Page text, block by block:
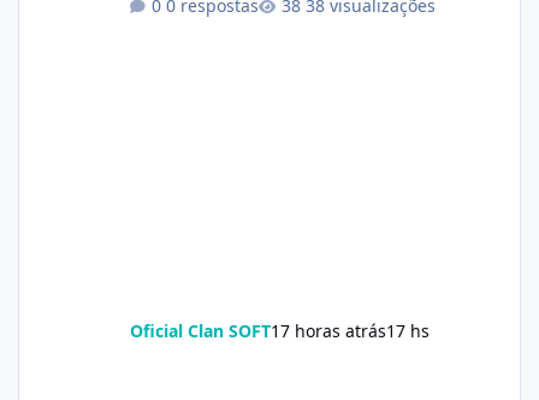
0 respostas 38 visualizações
Oficial Clan SOFT17 horas atrás17 hs